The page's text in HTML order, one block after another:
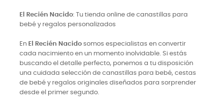
El Recién Nacido: Tu tienda online de canastillas para
bebé y regalos personalizados
En El Recién Nacido somos especialistas en convertir
cada nacimiento en un momento inolvidable. Si estás
buscando el detalle perfecto, ponemos a tu disposición
una cuidada selección de canastillas para bebé, cestas
de bebé y regalos originales diseñados para sorprender
desde el primer segundo.